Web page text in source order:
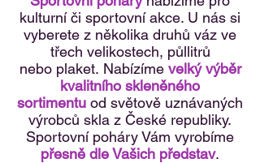
kulturní či sportovní akce. U nás si
vyberete z několika druhů váz ve
třech velikostech, půllitrů
nebo plaket. Nabízíme velký výběr
kvalitního skleněného
sortimentu od světově uznávaných
výrobců skla z České republiky.
Sportovní poháry Vám vyrobíme
přesně dle Vašich představ.